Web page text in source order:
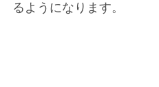
るよう になります。